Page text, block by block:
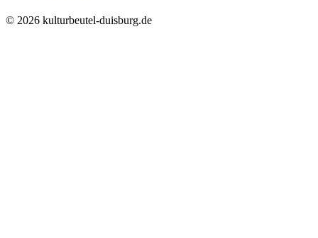
© 2026 kulturbeutel-duisburg.de